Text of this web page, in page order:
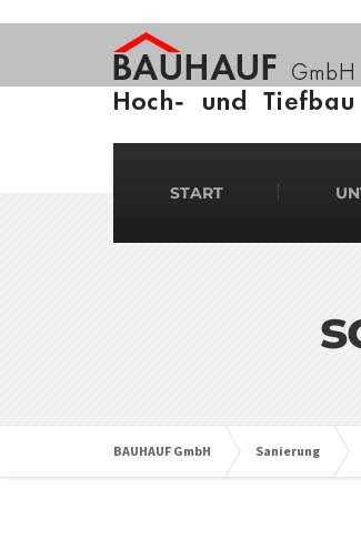
START
BAUHAUF GmbH Sanierung